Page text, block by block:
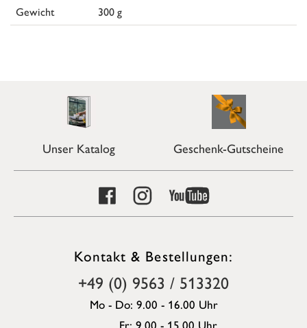
Gewicht
300 g
Unser Katalog Geschenk-Gutscheine
Kontakt & Bestellungen:
+49 (0) 9563 / 513320
Mo - Do: 9.00 - 16.00 Uhr
Fr: 9.00 - 15.00 Uhr